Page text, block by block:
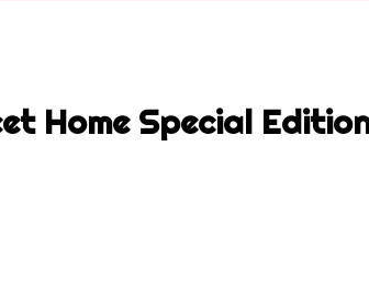
Home Special